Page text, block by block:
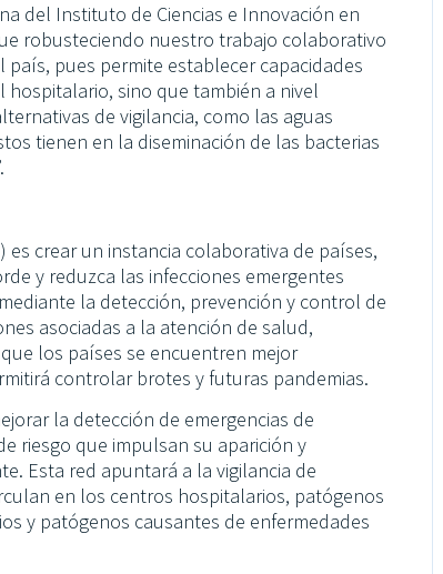
del Instituto de Ciencias e Innovación en
robusteciendo nuestro trabajo colaborativo
pues permite establecer capacidades
hospitalario, sino que también a nivel
de vigilancia, como las aguas
tienen en la diseminación de las bacterias
es crear un instancia colaborativa de países,
y reduzca las infecciones emergentes
la detección, prevención y control de
asociadas a la atención de salud,
los países se encuentren mejor
controlar brotes y futuras pandemias.
la detección de emergencias de
riesgo que impulsan su aparición y
Esta red apuntará a la vigilancia de
en los centros hospitalarios, patógenos
y patógenos causantes de enfermedades